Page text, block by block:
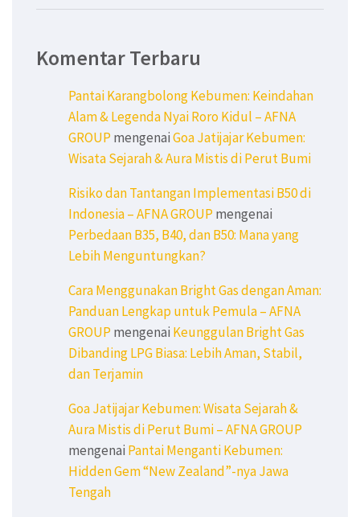
Komentar Terbaru
Pantai Karangbolong Kebumen: Keindahan
Alam & Legenda Nyai Roro Kidul – AFNA
GROUPmengenaiGoa Jatijajar Kebumen:
Wisata Sejarah & Aura Mistis di Perut Bumi
Risiko dan Tantangan Implementasi B50 di
Indonesia – AFNA GROUPmengenai
Perbedaan B35, B40, dan B50: Mana yang
Lebih Menguntungkan?
Cara Menggunakan Bright Gas dengan Aman:
Panduan Lengkap untuk Pemula – AFNA
GROUPmengenai Keunggulan Bright Gas
Dibanding LPG Biasa: Lebih Aman, Stabil,
dan Terjamin
Goa Jatijajar Kebumen: Wisata Sejarah &
Aura Mistis di Perut Bumi – AFNA GROUP
mengenai Pantai Menganti Kebumen:
Hidden Gem “New Zealand”-nya Jawa
Tengah